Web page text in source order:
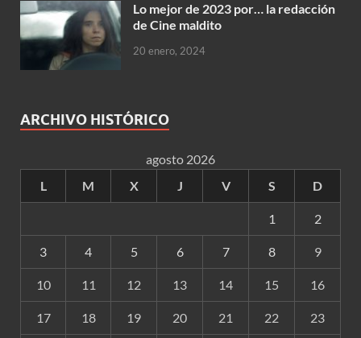
Lo mejor de 2023 por… la redacción
de Cine maldito
20 enero, 2024
ARCHIVO HISTÓRICO
agosto 2026
L
M X J V S D
1 2
3 4 5 6 7 8 9
10 11 12 13 14 15 16
17 18 19 20 21 22 23